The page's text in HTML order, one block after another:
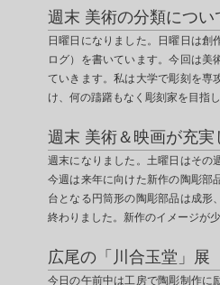
週末 美術の分類につい
日曜日になりました。日曜日は創
ログ）を書いています。今回は美
ていきます。私は大学で彫刻を専
け、何の躊躇もなく彫刻家を目指
週末 美術＆映画が充実
週末になりました。土曜日はその
今週は来年に向けた新作の陶彫部
台となる円筒形の陶彫部品は成形
終わりました。新作のイメージが
広尾の「川合玉堂」展
今日の午前中は工房で陶彫制作に